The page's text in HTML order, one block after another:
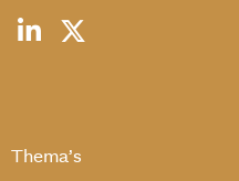
Thema’s